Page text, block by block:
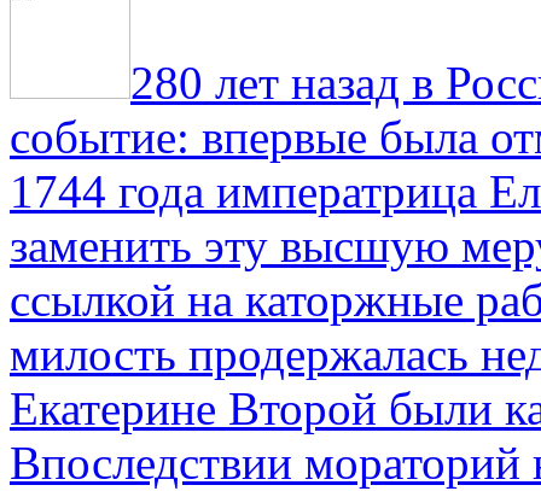
280 лет назад в
событие: впервые была
1744 года императрица
заменить эту высшую
ссылкой на каторжные
милость продержалась
Екатерине Второй были
Впоследствии мораторий